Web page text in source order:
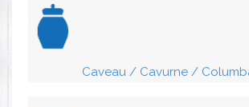
Caveau / Cavurne /